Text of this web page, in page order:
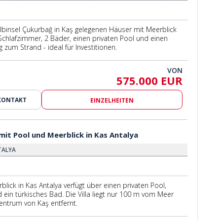
Çukurbağ in Kaş gelegenen Häuser mit Meerblick
2 Bäder, einen privaten Pool und einen
zum Strand - ideal für Investitionen.
VON
575.000 EUR
EINZELHEITEN
Pool und Meerblick in Kas Antalya
in Kas Antalya verfügt über einen privaten Pool,
ein türkisches Bad. Die Villa liegt nur 100 m vom Meer
von Kaş entfernt.